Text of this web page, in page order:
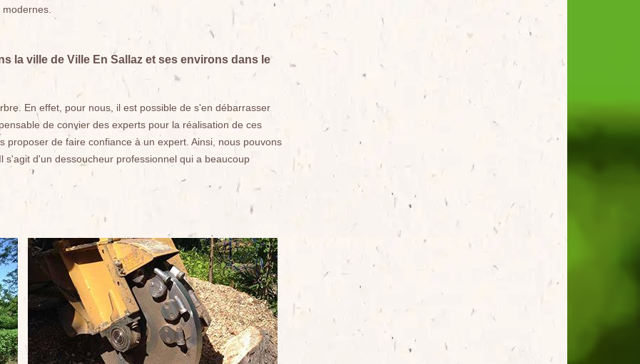
la ville de Ville En Sallaz et ses environs dans le
En effet, pour nous, il est possible de s'en débarrasser
de convier des experts pour la réalisation de ces
proposer de faire confiance à un expert. Ainsi, nous pouvons
d'un dessoucheur professionnel qui a beaucoup